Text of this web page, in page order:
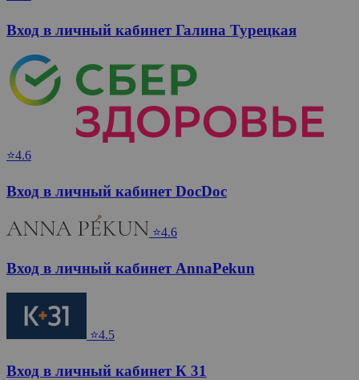
Вход в личный кабинет Галина Турецкая
⭐4.6
Вход в личный кабинет DocDoc
⭐4.6
Вход в личный кабинет AnnaPekun
⭐4.5
Вход в личный кабинет К 31